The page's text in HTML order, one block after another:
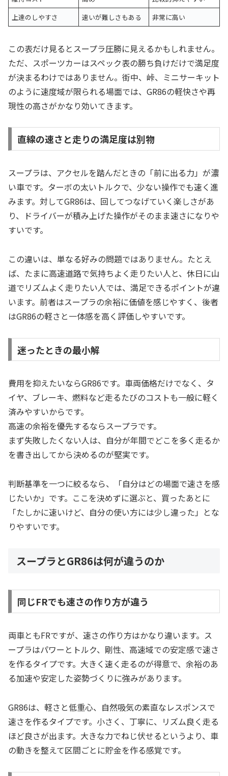
上達のしやすさ
速いが難しさもある 非常に高い
この表だけ見るとスープラ圧勝に見えるかもしれません。
ただ、スポーツカーはスペック表の勝ち負けだけで満足度
が決まるわけではありません。街中、峠、ミニサーキット
のように速度域が限られる場面では、GR86の軽快さや再
現性の高さがかなり効いてきます。
直線の速さと走りの満足度は別物
スープラは、アクセルを踏んだときの「前に出る力」が濃
い車です。ターボの太いトルクで、少ない操作でも速く進
みます。対してGR86は、回してつなげていく楽しさがあ
り、ドライバーが積み上げた操作がそのまま速さになりや
すいです。
この違いは、単なる好みの問題ではありません。たとえ
ば、たまに高速道路で気持ちよく走りたい人と、休日に山
道でリズムよく走りたい人では、満足できるポイントが違
います。前者はスープラの余裕に価値を感じやすく、後者
はGR86の軽さと一体感を高く評価しやすいです。
迷ったときの最小解
費用を抑えたいならGR86です。車両価格だけでなく、タ
イヤ、ブレーキ、燃料など走るたびのコストも一般に軽く
済みやすいからです。
高速の余裕を優先するならスープラです。
まず失敗したくない人は、自分が年間でどこを多く走るか
を書き出してから決めるのが堅実です。
判断基準を一つに絞るなら、「自分はどの場面で速さを感
じたいか」です。ここを決めずに選ぶと、買ったあとに
「たしかに速いけど、自分の使い方には少し違った」とな
りやすいです。
スープラとGR86は何が違うのか
同じFRでも速さの作り方が違う
両車ともFRですが、速さの作り方はかなり違います。ス
ープラはパワーとトルク、剛性、高速域での安定感で速さ
を作るタイプです。大きく速く走るのが得意で、余裕のあ
る加速や安定した姿勢づくりに強みがあります。
GR86は、軽さと低重心、自然吸気の素直なレスポンスで
速さを作るタイプです。小さく、丁寧に、リズム良く走る
ほど良さが出ます。大きな力でねじ伏せるというより、車
の動きを整えて区間ごとに貯金を作る感覚です。